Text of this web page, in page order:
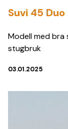
Suvi 45 Duo
Modell med
stugbruk
03.01.2025